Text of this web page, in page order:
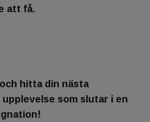
att få.
hitta din nästa
som slutar i en